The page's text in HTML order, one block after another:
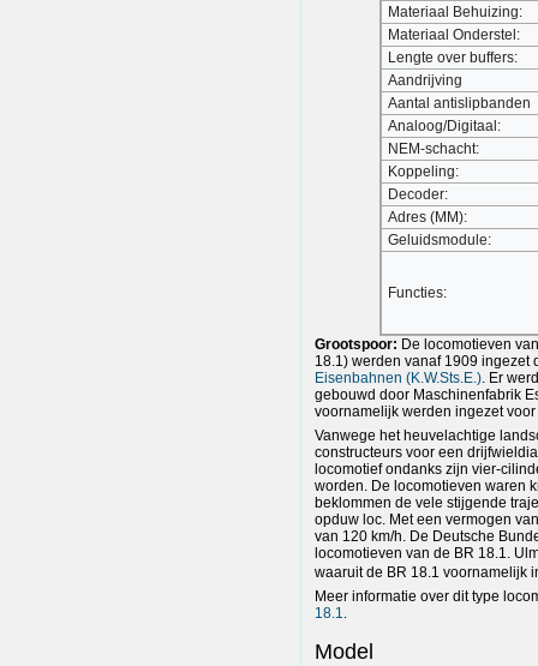
Materiaal Behuizing:
Materiaal Onderstel:
Lengte over buffers:
Aandrijving
Aantal antislipbanden
Analoog/Digitaal:
NEM-schacht:
Koppeling:
Decoder:
Adres (MM):
Geluidsmodule:
Functies:
Grootspoor: De locomotieven
18.1) werden vanaf 1909 ingezet
Eisenbahnen (K.W.Sts.E.). Er
gebouwd door Maschinenfabrik
voornamelijk werden ingezet
Vanwege het heuvelachtige
constructeurs voor een
locomotief ondanks zijn vier-
worden. De locomotieven waren
beklommen de vele stijgende
opduw loc. Met een vermogen
van 120 km/h. De Deutsche
locomotieven van de BR 18.1.
waaruit de BR 18.1 voornamelijk
Meer informatie over dit type
18.1.
Model